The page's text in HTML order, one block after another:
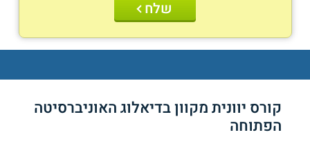
שלח
קורס יוונית מקוון בדיאלוג האוניברסיטה
הפתוחה